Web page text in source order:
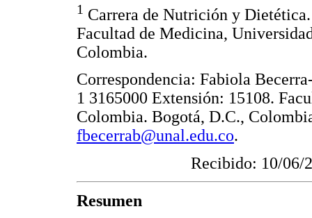
1 Carrera de Nutrición y
Facultad de Medicina,
Colombia.
Correspondencia: Fabiola
1 3165000 Extensión: 15108.
Colombia. Bogotá, D.C.,
fbecerrab@unal.edu.co.
Recibido: 10/06/
Resumen